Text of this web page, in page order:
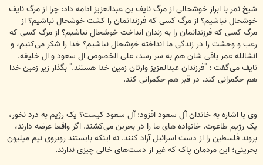
شیخ نمر با ابراز خوشحالی از مرگ نایف بن عبدالعزیز ادامه داد: چرا از مرگ نایف
خوشحال نباشیم؟ از مرگ کسی که فرزندانمان را کشت خوشحال نباشیم؟ از
مرگ کسی که فرزندانمان را به زندان انداخت خوشحال نباشیم؟ از مرگ کسی که
رعب و وحشت را در زندگی ما انداخته خوشحال نباشیم؟ خدا را شکر می‌کنیم، و
انشالله عمر باقی شان هم به سر رسد، علی الخصوص ال سعود و ال خلیفه.
نایف می‌گفت : "فرزندان عبدالعزیز وارثان زمین خدا هستند." بگذار زیر زمین خدا
هم حکمرانی کند. در قبر هم حکمرانی کند.
وی با اشاره به خاندان آل سعود افزود: آل سعود کیست؟ یک رژیم به درد نخور،
یک رژیم طاغوت. خانواده های ما را در بحرین می‌کشند. اگر واقعا عرضه دارند،
بروند فلسطین را از دست اسرائیل آزاد کنند. نه اینکه بایستند روبروی نیم میلیون
بحرینی؛ این مردمان پاک که غیر از دست‌های خالی چیزی ندارند.